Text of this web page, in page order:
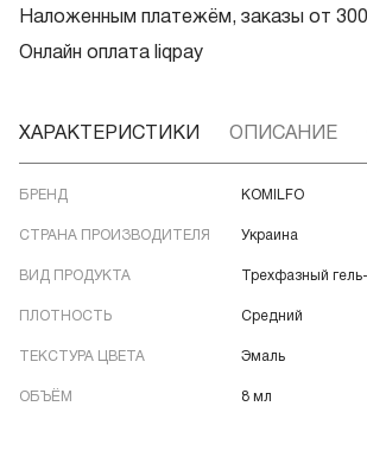
Наложенным платежём, заказы от 300
Онлайн оплата liqpay
ХАРАКТЕРИСТИКИ ОПИСАНИЕ
БРЕНД KOMILFO
СТРАНА ПРОИЗВОДИТЕЛЯ Украина
ВИД ПРОДУКТА Трехфазный
ПЛОТНОСТЬ Средний
ТЕКСТУРА ЦВЕТА Эмаль
ОБЪЁМ 8 мл